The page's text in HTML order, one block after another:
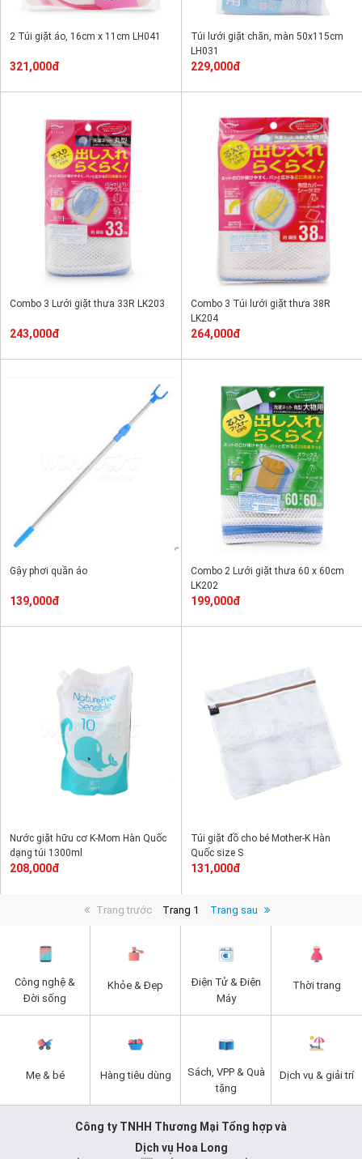
2 Túi giặt áo, 16cm x 11cm LH041
321,000đ
Túi lưới giặt chăn, màn 50x115cm
LH031
229,000đ
Combo 3 Lưới giặt thưa 33R LK203
243,000đ
Combo 3 Túi lưới giặt thưa 38R
LK204
264,000đ
Gậy phơi quần áo
139,000đ
Combo 2 Lưới giặt thưa 60 x 60cm
LK202
199,000đ
Nước giặt hữu cơ K-Mom Hàn Quốc
dạng túi 1300ml
208,000đ
Túi giặt đồ cho bé Mother-K Hàn
Quốc size S
131,000đ
Trang trước Trang 1 Trang sau
Công nghệ &
Đời sống
Khỏe & Đẹp
Điện Tử & Điện
Máy
Thời trang
Mẹ & bé Hàng tiêu dùng
Sách, VPP & Quà
tặng
Dịch vụ & giải trí
Công ty TNHH Thương Mại Tổng hợp và
Dịch vụ Hoa Long